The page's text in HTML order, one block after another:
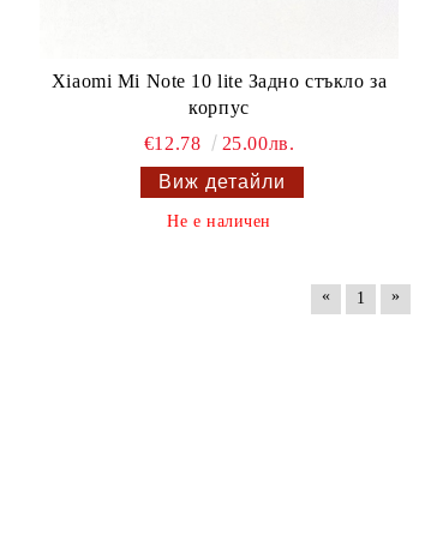
Xiaomi Mi Note 10 lite Задно стъкло за
корпус
€12.78
25.00лв.
Виж детайли
Не е наличен
« 1 »